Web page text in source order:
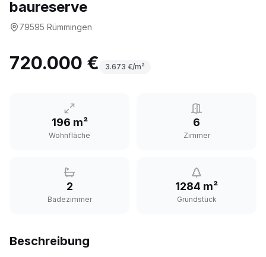
baureserve
79595 Rümmingen
720.000 € 3.673 €/m²
196 m²
Wohnfläche
6
Zimmer
2
Badezimmer
1284 m²
Grundstück
Beschreibung